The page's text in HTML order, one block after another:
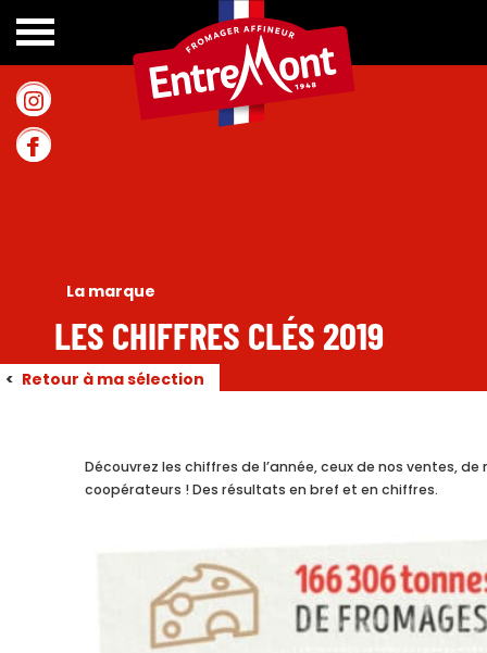
Accueil > La marque
La marque
LES CHIFFRES CLÉS 2019
< Retour à ma sélection
Découvrez les chiffres de l’année, ceux de nos ventes,
coopérateurs ! Des résultats en bref et en chiffres.